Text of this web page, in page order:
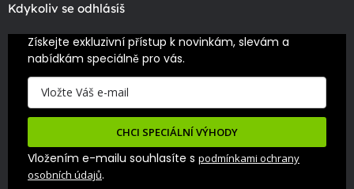
Kdykoliv se odhlásíš
Získejte exkluzivní přístup k novinkám, slevám a
nabídkám speciálně pro vás.
CHCI SPECIÁLNÍ VÝHODY
Vložením e-mailu souhlasíte s podmínkami ochrany
osobních údajů.